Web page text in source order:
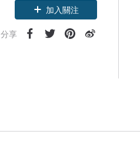
加入關注
分享